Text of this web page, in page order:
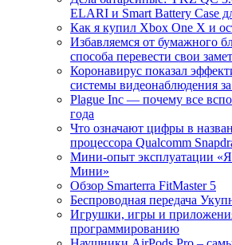
ELARI и Smart Battery Case
Как я купил Xbox One X и
Избавляемся от бумажного
способа перевести свои
Коронавирус показал
системы видеонаблюдения
Plague Inc — почему все
года
Что означают цифры в
процессора Qualcomm
Мини-опыт эксплуатации
Мини»
Обзор Smarterra FitMaster 5
Беспроводная передача
Игрушки, игры и
программированию